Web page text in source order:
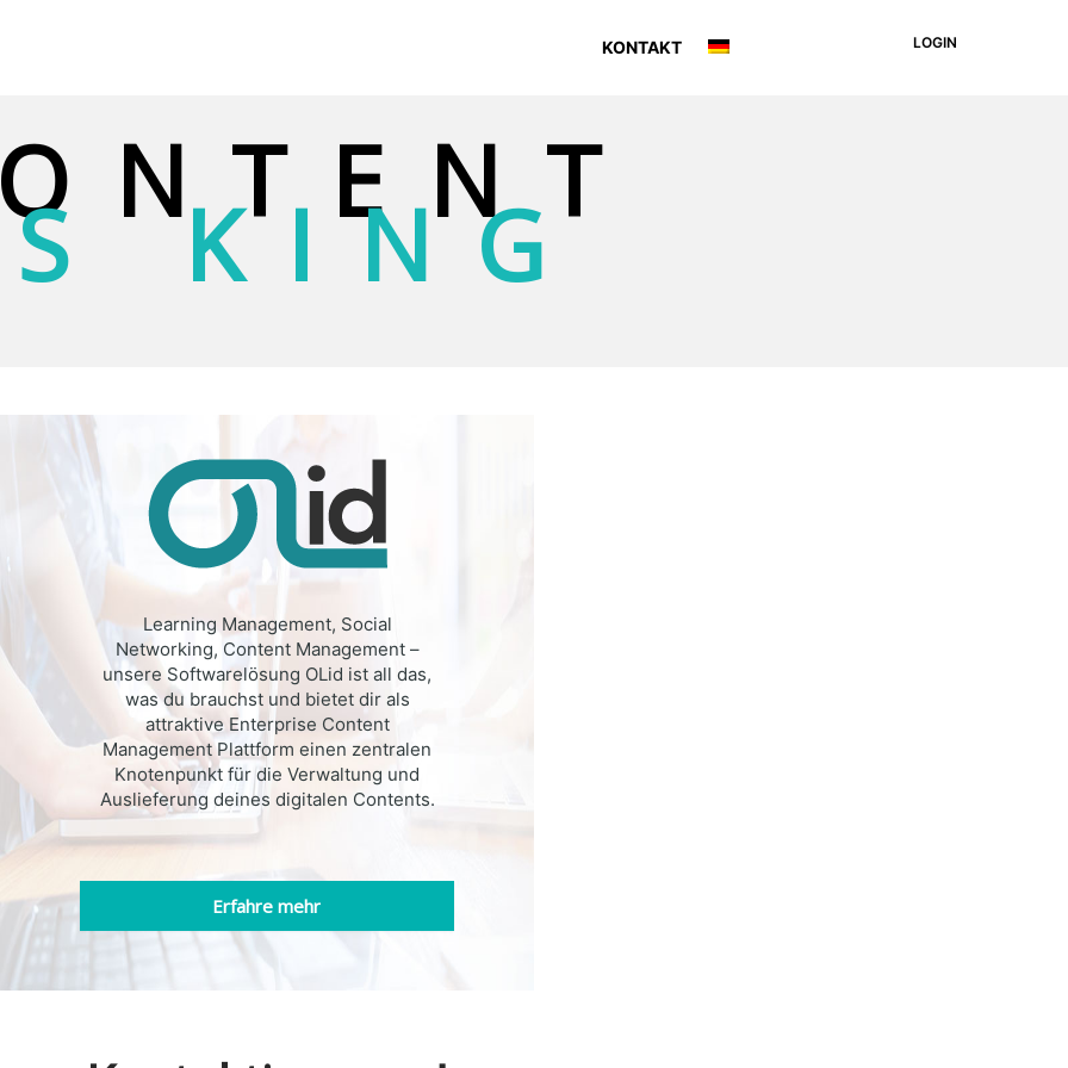
KONTAKT LOGIN
KING
Learning Management, Social
Networking, Content Management –
unsere Softwarelösung OLid ist all das,
was du brauchst und bietet dir als
attraktive Enterprise Content
Management Plattform einen zentralen
Knotenpunkt für die Verwaltung und
Auslieferung deines digitalen Contents.
Erfahre mehr